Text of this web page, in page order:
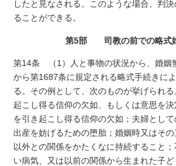
したと見なされる。このような場合、判
ることができる。
第5部 司教の前での略式
第14条 （1）人と事物の状況から、婚姻
から第1687条に規定される略式手続きに
る。その例として、次のものが挙げられ
起こし得る信仰の欠如、もしくは意思を
を引き起こし得る信仰の欠如；夫婦として
出産を妨げるための堕胎；婚姻時又はそ
以外との関係をかたくなに持続すること
い病気、又は以前の関係から生まれた子